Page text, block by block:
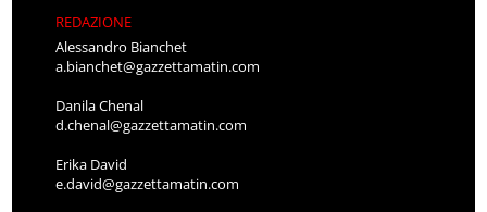
REDAZIONE
Alessandro Bianchet
a.bianchet@gazzettamatin.com
Danila Chenal
d.chenal@gazzettamatin.com
Erika David
e.david@gazzettamatin.com